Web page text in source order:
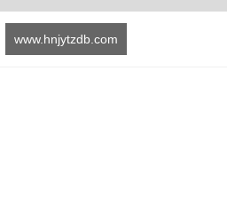
www.hnjytzdb.com